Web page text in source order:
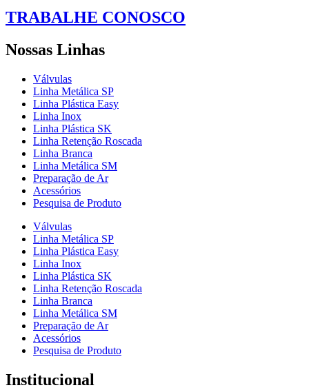
TRABALHE CONOSCO
Nossas Linhas
Válvulas
Linha Metálica SP
Linha Plástica Easy
Linha Inox
Linha Plástica SK
Linha Retenção Roscada
Linha Branca
Linha Metálica SM
Preparação de Ar
Acessórios
Pesquisa de Produto
Válvulas
Linha Metálica SP
Linha Plástica Easy
Linha Inox
Linha Plástica SK
Linha Retenção Roscada
Linha Branca
Linha Metálica SM
Preparação de Ar
Acessórios
Pesquisa de Produto
Institucional